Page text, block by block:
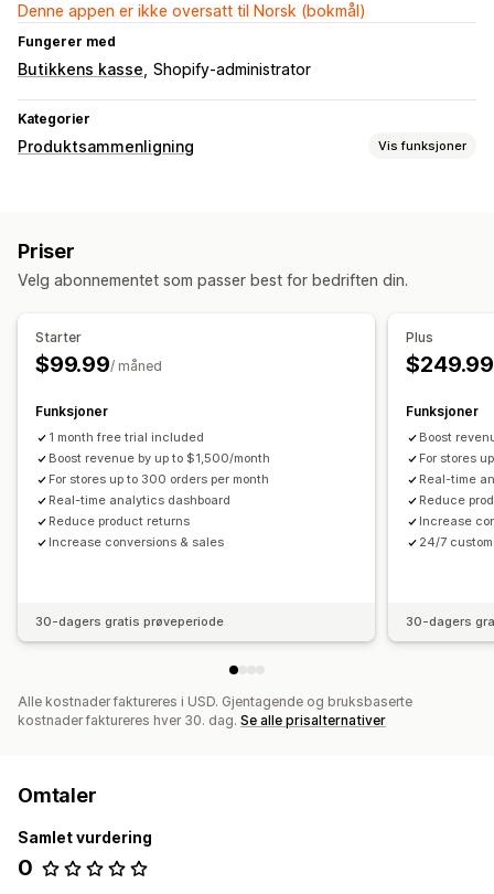
Denne appen er ikke oversatt til Norsk (bokmål)
Fungerer med
Butikkens kasse Shopify-administrator
Kategorier
Produktsammenligning Vis funksjoner
KI-anbefalinger
Priser
Velg abonnementet som passer best for bedriften din.
Starter
$99.99/ måned
Funksjoner
1 month free trial included
Boost revenue by up to $1,500/month
For stores up to 300 orders per month
Real-time analytics dashboard
Reduce product returns
Increase conversions & sales
30-dagers gratis prøveperiode
Plus
$249.99
Funksjoner
Boost
For stores
Real-time
Reduce
Increase
24/7
30-dagers
Alle kostnader faktureres i USD. Gjentagende og bruksbaserte
kostnader faktureres hver 30. dag. Se alle prisalternativer
Omtaler
Samlet vurdering
0